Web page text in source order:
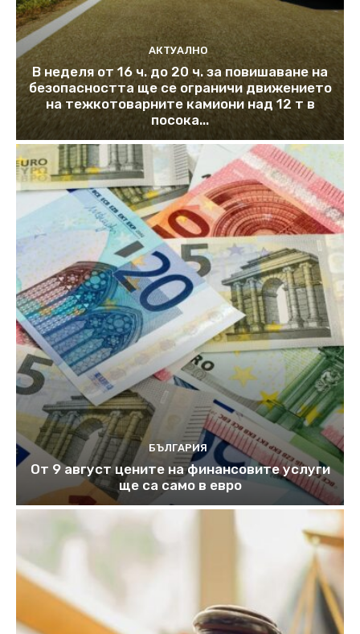
АКТУАЛНО
В неделя от 16 ч. до 20 ч. за повишаване на
безопасността ще се ограничи движението
на тежкотоварните камиони над 12 т в
посока...
БЪЛГАРИЯ
От 9 август цените на финансовите услуги
ще са само в евро